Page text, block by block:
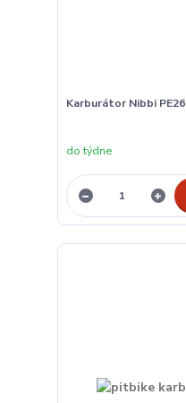
Karburátor Nibbi PE26
do týdne